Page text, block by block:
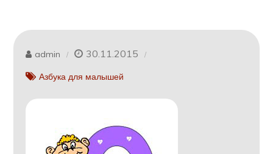
admin 30.11.2015
Азбука для малышей